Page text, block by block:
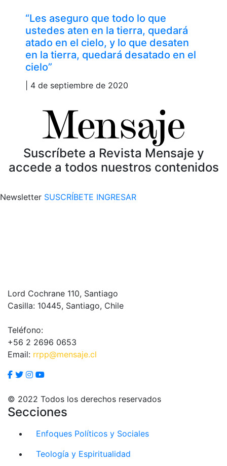
“Les aseguro que todo lo que
ustedes aten en la tierra, quedará
atado en el cielo, y lo que desaten
en la tierra, quedará desatado en el
cielo”
| 4 de septiembre de 2020
Suscríbete a Revista Mensaje y
accede a todos nuestros contenidos
Newsletter SUSCRÍBETE INGRESAR
Lord Cochrane 110, Santiago
Casilla: 10445, Santiago, Chile
Teléfono:
+56 2 2696 0653
Email: rrpp@mensaje.cl
© 2022 Todos los derechos reservados
Secciones
Enfoques Políticos y Sociales
Teología y Espiritualidad